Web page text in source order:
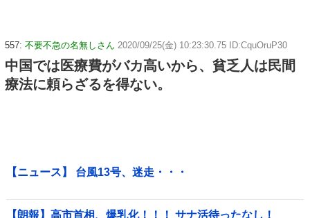
557: 不要不急の名無しさん 2020/09/25(金) 10:23:30.75 ID:CquOruP30
中国では医療費がバカ高いから、貧乏人は民間
療法に頼らざるを得ない。
【ニュース】 台風13号、迷走・・・
【朗報】高市首相、爆乳化！！！ サナ活待ったなし！